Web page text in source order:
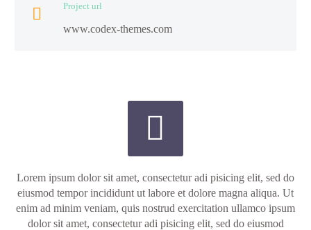
 Project url
www.codex-themes.com


Lorem ipsum dolor sit amet, consectetur adi pisicing elit, sed do
eiusmod tempor incididunt ut labore et dolore magna aliqua. Ut
enim ad minim veniam, quis nostrud exercitation ullamco ipsum
dolor sit amet, consectetur adi pisicing elit, sed do eiusmod